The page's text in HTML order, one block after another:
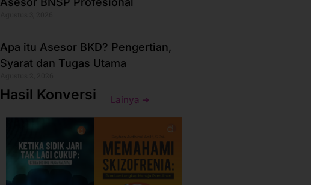
Apa itu Asesor BKD? Pengertian,
Syarat dan Tugas Utama
Hasil Konversi Lainya ➜